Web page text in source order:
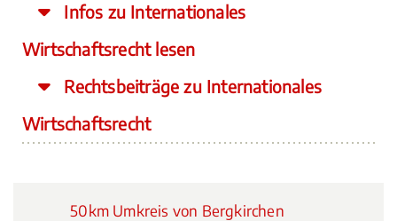
Infos zu Internationales
Wirtschaftsrecht lesen
Rechtsbeiträge zu Internationales
Wirtschaftsrecht
50km Umkreis von Bergkirchen